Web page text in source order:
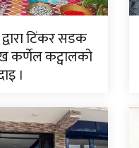
टिंकर सडक
कर्णेल कट्वालको
।